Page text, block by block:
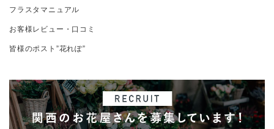
フラスタマニュアル
お客様レビュー・口コミ
皆様のポスト”花れぽ”